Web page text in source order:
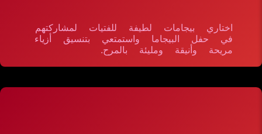
اختاري بيجامات لطيفة للفتيات لمشاركتهم
في حفل البيجاما واستمتعي بتنسيق أزياء
مريحة وأنيقة ومليئة بالمرح.